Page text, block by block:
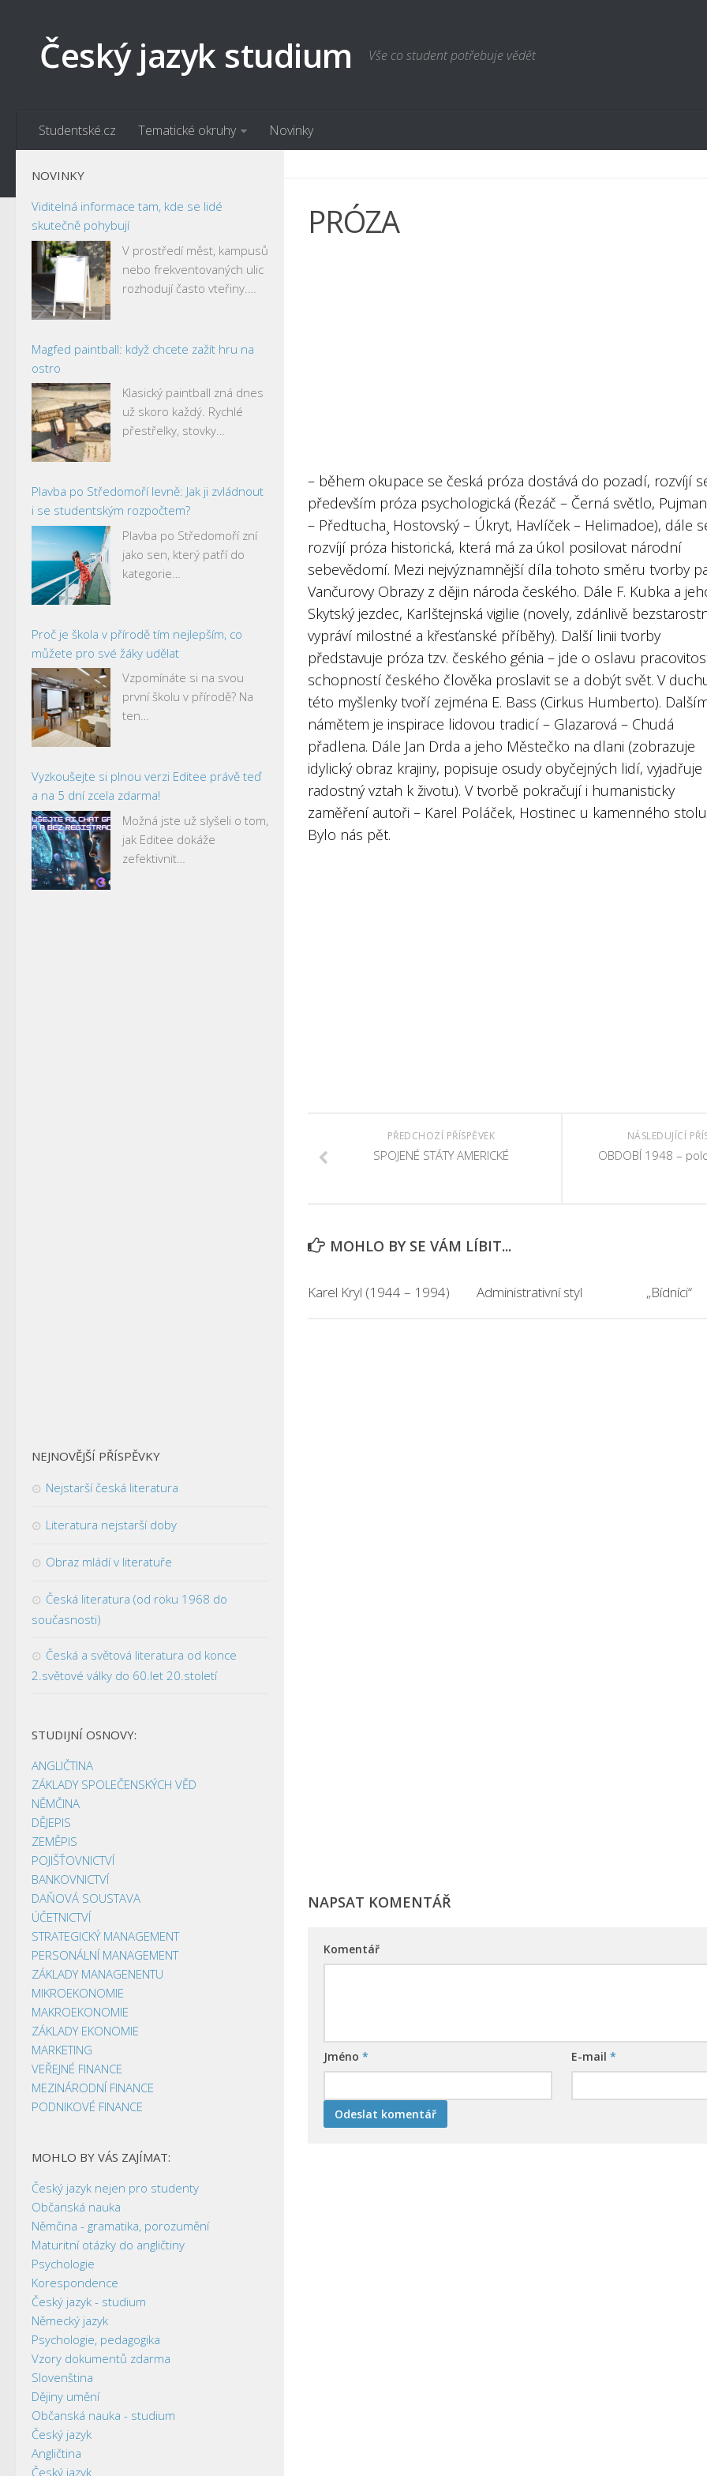
Český jazyk studium Vše co student potřebuje vědět
Studentské.cz Tematické okruhy Novinky
PRÓZA
– během okupace se česká próza dostává do pozadí, rozvíjí
především próza psychologická (Řezáč – Černá světlo,
– Předtucha¸ Hostovský – Úkryt, Havlíček – Helimadoe), dále
rozvíjí próza historická, která má za úkol posilovat národní
sebevědomí. Mezi nejvýznamnější díla tohoto směru tvorby
Vančurovy Obrazy z dějin národa českého. Dále F. Kubka a
Skytský jezdec, Karlštejnská vigilie (novely, zdánlivě
vypráví milostné a křesťanské příběhy). Další linii tvorby
představuje próza tzv. českého génia – jde o oslavu
schopností českého člověka proslavit se a dobýt svět. V
této myšlenky tvoří zejména E. Bass (Cirkus Humberto).
námětem je inspirace lidovou tradicí – Glazarová – Chudá
přadlena. Dále Jan Drda a jeho Městečko na dlani (zobrazuje
idylický obraz krajiny, popisuje osudy obyčejných lidí, vyjadřuje
radostný vztah k životu). V tvorbě pokračují i humanisticky
zaměření autoři – Karel Poláček, Hostinec u kamenného
Bylo nás pět.
NÁSLEDUJÍCÍ
OBDOBÍ 1948 –
PŘEDCHOZÍ PŘÍSPĚVEK
SPOJENÉ STÁTY AMERICKÉ
MOHLO BY SE VÁM LÍBIT...
Karel Kryl (1944 – 1994) Administrativní styl „Bídníci“
NAPSAT KOMENTÁŘ
Komentář
Jméno * E-mail*
NOVINKY
Viditelná informace tam, kde se lidé
skutečně pohybují
V prostředí měst, kampusů
nebo frekventovaných ulic
rozhodují často vteřiny.…
Magfed paintball: když chcete zažít hru na
ostro
Klasický paintball zná dnes
už skoro každý. Rychlé
přestřelky, stovky…
Plavba po Středomoří levně: Jak ji zvládnout
i se studentským rozpočtem?
Plavba po Středomoří zní
jako sen, který patří do
kategorie…
Proč je škola v přírodě tím nejlepším, co
můžete pro své žáky udělat
Vzpomínáte si na svou
první školu v přírodě? Na
ten…
Vyzkoušejte si plnou verzi Editee právě teď
a na 5 dní zcela zdarma!
Možná jste už slyšeli o tom,
jak Editee dokáže
zefektivnit…
NEJNOVĚJŠÍ PŘÍSPĚVKY
Nejstarší česká literatura
Literatura nejstarší doby
Obraz mládí v literatuře
Česká literatura (od roku 1968 do
současnosti)
Česká a světová literatura od konce
2.světové války do 60.let 20.století
STUDIJNÍ OSNOVY:
ANGLIČTINA
ZÁKLADY SPOLEČENSKÝCH VĚD
NĚMČINA
DĚJEPIS
ZEMĚPIS
POJIŠŤOVNICTVÍ
BANKOVNICTVÍ
DAŇOVÁ SOUSTAVA
ÚČETNICTVÍ
STRATEGICKÝ MANAGEMENT
PERSONÁLNÍ MANAGEMENT
ZÁKLADY MANAGENENTU
MIKROEKONOMIE
MAKROEKONOMIE
ZÁKLADY EKONOMIE
MARKETING
VEŘEJNÉ FINANCE
MEZINÁRODNÍ FINANCE
PODNIKOVÉ FINANCE
MOHLO BY VÁS ZAJÍMAT:
Český jazyk nejen pro studenty
Občanská nauka
Němčina - gramatika, porozumění
Maturitní otázky do angličtiny
Psychologie
Korespondence
Český jazyk - studium
Německý jazyk
Psychologie, pedagogika
Vzory dokumentů zdarma
Slovenština
Dějiny umění
Občanská nauka - studium
Český jazyk
Angličtina
Český jazyk